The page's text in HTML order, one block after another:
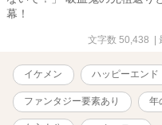
幕！
文字数 50,438 |
イケメン ハッピーエンド
ファンタジー要素あり 年